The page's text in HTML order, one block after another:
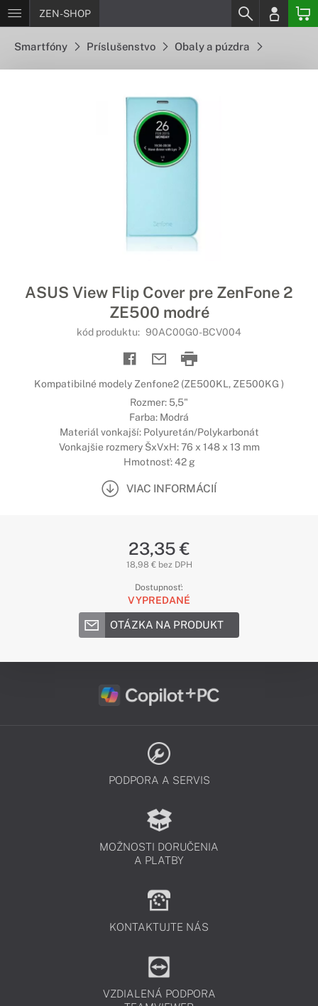
ZEN-SHOP
Smartfóny Príslušenstvo Obaly a púzdra
ASUS View Flip Cover pre ZenFone 2
ZE500 modré
kód produktu: 90AC00G0-BCV004
Kompatibilné modely Zenfone2 (ZE500KL, ZE500KG )
Rozmer: 5,5"
Farba: Modrá
Materiál vonkajší: Polyuretán/Polykarbonát
Vonkajšie rozmery ŠxVxH: 76 x 148 x 13 mm
Hmotnosť: 42 g
VIAC INFORMÁCIÍ
23,35 €
18,98 € bez DPH
Dostupnosť:
VYPREDANÉ
OTÁZKA NA PRODUKT
PODPORA A SERVIS
MOŽNOSTI DORUČENIA
A PLATBY
KONTAKTUJTE NÁS
VZDIALENÁ PODPORA